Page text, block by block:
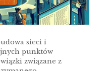
sieci i
punktów
związane z